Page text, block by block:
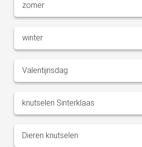
zomer
winter
Valentijnsdag
knutselen Sinterklaas
Dieren knutselen